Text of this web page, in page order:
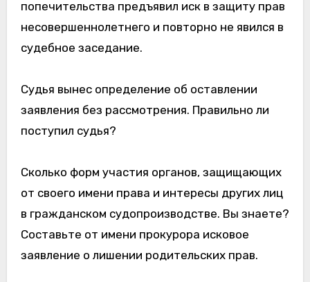
попечительства предъявил иск в защиту прав
несовершеннолетнего и повторно не явился в
судебное заседание.
Судья вынес определение об оставлении
заявления без рассмотрения. Правильно ли
поступил судья?
Сколько форм участия органов, защищающих
от своего имени права и интересы других лиц
в гражданском судопроизводстве. Вы знаете?
Составьте от имени прокурора исковое
заявление о лишении родительских прав.